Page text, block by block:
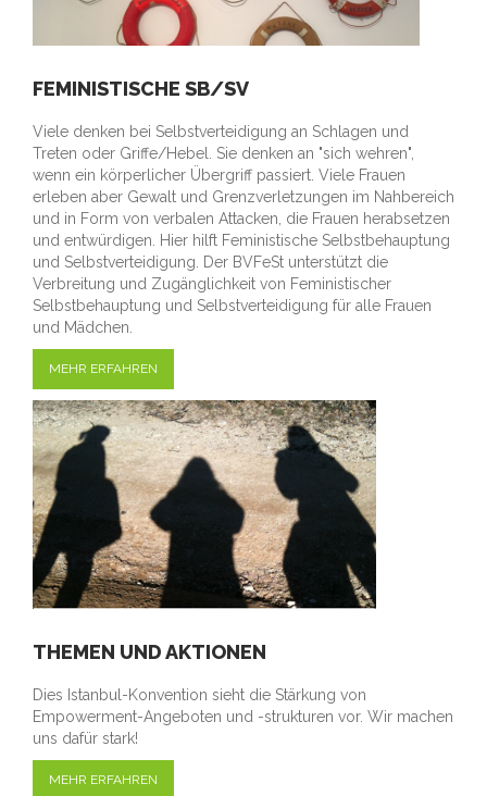
FEMINISTISCHE SB/SV
Viele denken bei Selbstverteidigung an Schlagen und
Treten oder Griffe/Hebel. Sie denken an "sich wehren",
wenn ein körperlicher Übergriff passiert. Viele Frauen
erleben aber Gewalt und Grenzverletzungen im Nahbereich
und in Form von verbalen Attacken, die Frauen herabsetzen
und entwürdigen. Hier hilft Feministische Selbstbehauptung
und Selbstverteidigung. Der BVFeSt unterstützt die
Verbreitung und Zugänglichkeit von Feministischer
Selbstbehauptung und Selbstverteidigung für alle Frauen
und Mädchen.
MEHR ERFAHREN
THEMEN UND AKTIONEN
Dies Istanbul-Konvention sieht die Stärkung von
Empowerment-Angeboten und -strukturen vor. Wir machen
uns dafür stark!
MEHR ERFAHREN